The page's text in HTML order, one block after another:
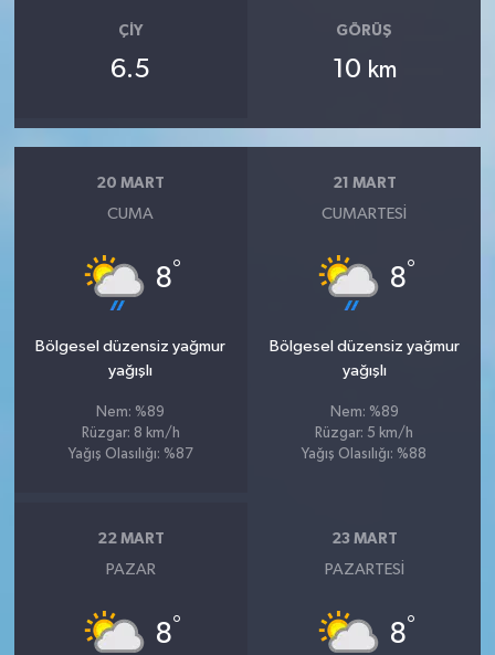
ÇIY
6.5
GÖRÜŞ
10 km
20 MART
CUMA
8°
Bölgesel düzensiz yağmur
yağışlı
Nem: %89
Rüzgar: 8 km/h
Yağış Olasılığı: %87
21 MART
CUMARTESI
8°
Bölgesel düzensiz yağmur
yağışlı
Nem: %89
Rüzgar: 5 km/h
Yağış Olasılığı: %88
22 MART
PAZAR
8°
23 MART
PAZARTESI
8°